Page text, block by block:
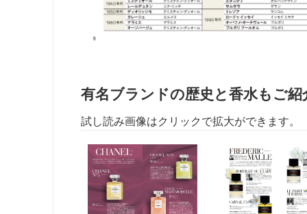
有名ブランドの歴史と香水もご紹
試し読み画像はクリックで拡大ができます。